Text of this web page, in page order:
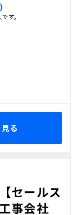
す。
る
セールス
事会社